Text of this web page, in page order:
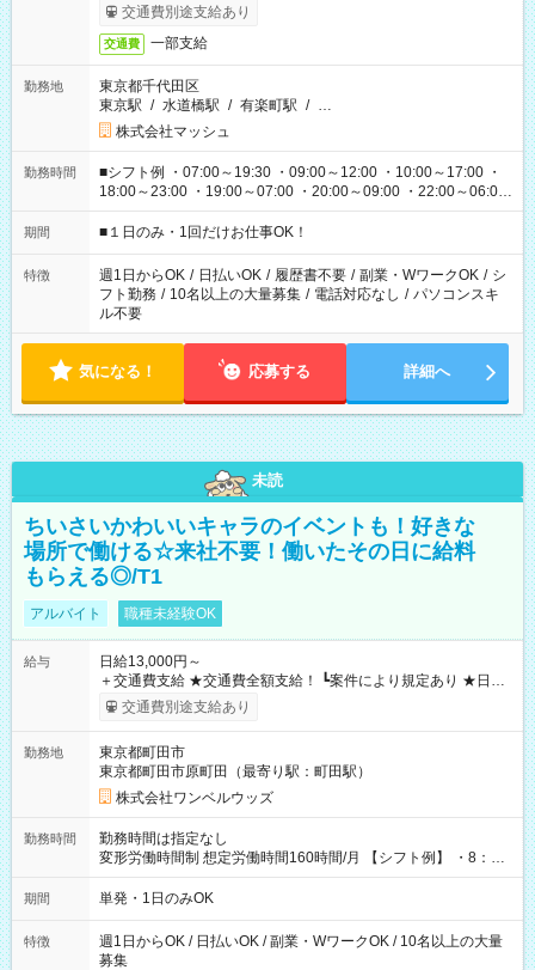
交通費別途支給あり
交通費 一部支給
勤務地
東京都千代田区
東京駅 / 水道橋駅 / 有楽町駅 / …
株式会社マッシュ
勤務時間
■シフト例 ・07:00～19:30 ・09:00～12:00 ・10:00～17:00 ・
18:00～23:00 ・19:00～07:00 ・20:00～09:00 ・22:00～06:00
etc ★最短で3時間で5,120円のお仕事から 15時間で2万円近く稼
げるお仕事も！ ご希望のお時間に合わせてご紹介！ ※シフトは
ください！
期間 ■１日のみ・1回だけお仕事OK！
特徴 週1日からOK / 日払いOK / 履歴書不要 / 副業・WワークOK / シ
フト勤務 / 10名以上の大量募集 / 電話対応なし / パソコンスキ
ル不要
気になる！ 応募する 詳細へ
未読
ちいさいかわいいキャラのイベントも！好きな
場所で働ける☆来社不要！働いたその日に給料
もらえる◎/T1
アルバイト 職種未経験OK
給与
日給13,000円～
＋交通費支給 ★交通費全額支給！ ┗案件により規定あり ★日払
いOK！（規定あり） ┗働いたその日に現金GET♪ お仕事後はコ
ンビニATMから 日払い分を引き落とせます！ 【試用期間】試
交通費別途支給あり
勤務地
東京都町田市
東京都町田市原町田（最寄り駅：町田駅）
株式会社ワンベルウッズ
勤務時間
勤務時間は指定なし
変形労働時間制 想定労働時間160時間/月 【シフト例】 ・8：00
～21：00
期間 単発・1日のみOK
特徴
週1日からOK / 日払いOK / 副業・WワークOK / 10名以上の大量
募集